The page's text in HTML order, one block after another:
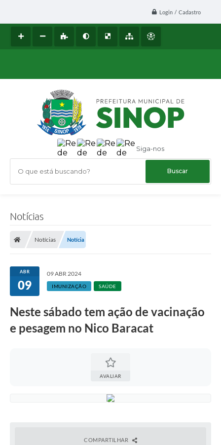
Login / Cadastro
Siga-nos
O que está buscando?
Notícias
Notícias Notícia
ABR
09
09 ABR 2024
IMUNIZAÇÃO SAÚDE
Neste sábado tem ação de vacinação
e pesagem no Nico Baracat
AVALIAR
COMPARTILHAR